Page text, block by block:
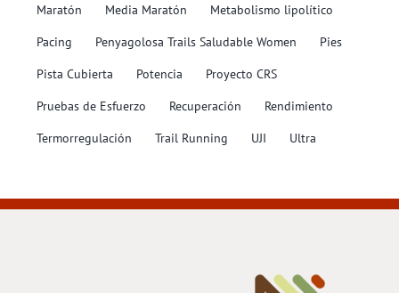
Maratón
Media Maratón
Metabolismo lipolítico
Pacing
Penyagolosa Trails Saludable Women
Pies
Pista Cubierta
Potencia
Proyecto CRS
Pruebas de Esfuerzo
Recuperación
Rendimiento
Termorregulación
Trail Running UJI Ultra